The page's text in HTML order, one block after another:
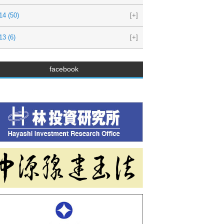
[+]
(50)
[+]
(6)
facebook